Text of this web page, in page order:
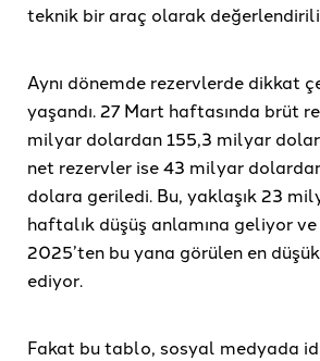
teknik bir araç olarak
Aynı dönemde rezervlerde dikkat
yaşandı. 27 Mart haftasında brüt
milyar dolardan 155,3 milyar
net rezervler ise 43 milyar
dolara geriledi. Bu, yaklaşık 23
haftalık düşüş anlamına geliyor
2025’ten bu yana görülen en
ediyor.
Fakat bu tablo, sosyal medyada